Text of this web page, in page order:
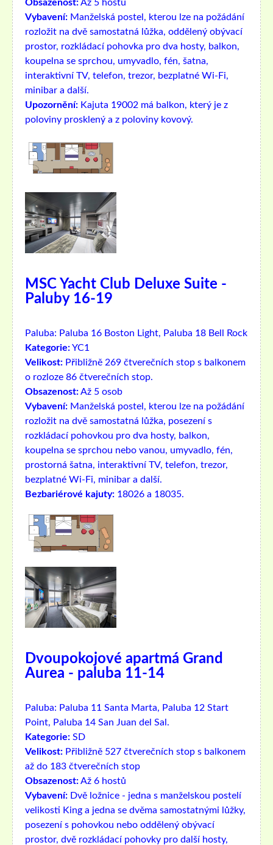
Obsazenost:Až 5 hostů
Vybavení: Manželská postel, kterou lze na požádání
rozložit na dvě samostatná lůžka, oddělený obývací
prostor, rozkládací pohovka pro dva hosty, balkon,
koupelna se sprchou, umyvadlo, fén, šatna,
interaktivní TV, telefon, trezor, bezplatné Wi-Fi,
minibar a další.
Upozornění: Kajuta 19002 má balkon, který je z
poloviny prosklený a z poloviny kovový.
MSC Yacht Club Deluxe Suite -
Paluby 16-19
Paluba: Paluba 16 Boston Light, Paluba 18 Bell Rock
Kategorie:YC1
Velikost: Přibližně 269 čtverečních stop s balkonem
o rozloze 86 čtverečních stop.
Obsazenost:Až 5 osob
Vybavení: Manželská postel, kterou lze na požádání
rozložit na dvě samostatná lůžka, posezení s
rozkládací pohovkou pro dva hosty, balkon,
koupelna se sprchou nebo vanou, umyvadlo, fén,
prostorná šatna, interaktivní TV, telefon, trezor,
bezplatné Wi-Fi, minibar a další.
Bezbariérové ​​kajuty: 18026 a 18035.
Dvoupokojové apartmá Grand
Aurea - paluba 11-14
Paluba: Paluba 11 Santa Marta, Paluba 12 Start
Point, Paluba 14 San Juan del Sal.
Kategorie: SD
Velikost: Přibližně 527 čtverečních stop s balkonem
až do 183 čtverečních stop
Obsazenost:Až 6 hostů
Vybavení: Dvě ložnice - jedna s manželskou postelí
velikosti King a jedna se dvěma samostatnými lůžky,
posezení s pohovkou nebo oddělený obývací
prostor, dvě rozkládací pohovky pro další hosty,